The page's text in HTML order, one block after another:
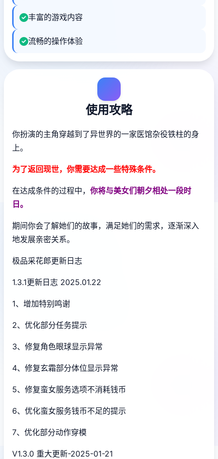
丰富的游戏内容
流畅的操作体验
使用攻略
你扮演的主角穿越到了异世界的一家医馆杂役铁柱的身
上。
为了返回现世，你需要达成一些特殊条件。
在达成条件的过程中， 你将与美女们朝夕相处一段时
日。
期间你会了解她们的故事，满足她们的需求，逐渐深入
地发展亲密关系。
极品采花郎更新日志
1.3.1更新日志 2025.01.22
1、增加特别鸣谢
2、优化部分任务提示
3、修复角色眼球显示异常
4、修复玄霜部分体位显示异常
5、修复蛮女服务选项不消耗钱币
6、优化蛮女服务钱币不足的提示
7、优化部分动作穿模
V1.3.0 重大更新-2025-01-21